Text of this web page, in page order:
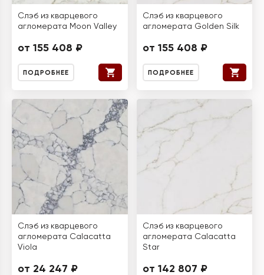
Слэб из кварцевого
агломерата Moon Valley
от 155 408 ₽
ПОДРОБНЕЕ
Слэб из кварцевого
агломерата Golden Silk
от 155 408 ₽
ПОДРОБНЕЕ
Слэб из кварцевого
агломерата Calacatta
Viola
от 24 247 ₽
Слэб из кварцевого
агломерата Calacatta
Star
от 142 807 ₽